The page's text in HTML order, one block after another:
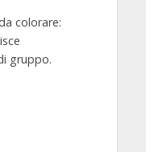
colorare:
gruppo.